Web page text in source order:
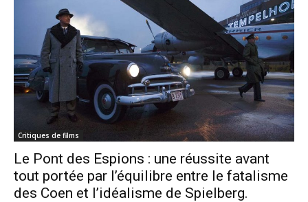
Critiques de films
Le Pont des Espions : une réussite avant
tout portée par l’équilibre entre le fatalisme
des Coen et l’idéalisme de Spielberg.